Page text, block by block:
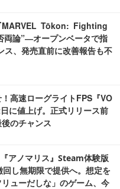
MARVEL Tōkon: Fighting
両論”―オープンベータで指
ス、発売直前に改善報告も不
高速ローグライトFPS『VO
に値上げ。正式リリース前
のチャンス
アノマリス』Steam体験版
し無期限で提供へ。想定を
ューだしな」のゲーム、今